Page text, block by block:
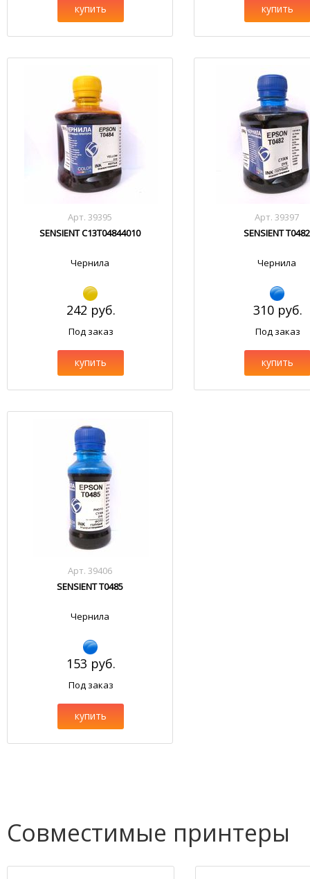
купить купить
Арт. 39395
SENSIENT C13T04844010
Чернила
242 руб.
Под заказ
купить
Арт. 39397
SENSIENT T0482
Чернила
310 руб.
Под заказ
купить
Арт. 39406
SENSIENT T0485
Чернила
153 руб.
Под заказ
купить
Совместимые принтеры